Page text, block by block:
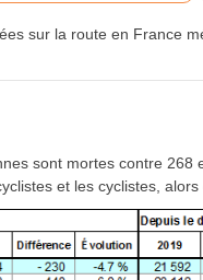
sur la route en France
sont mortes contre
et les cyclistes,